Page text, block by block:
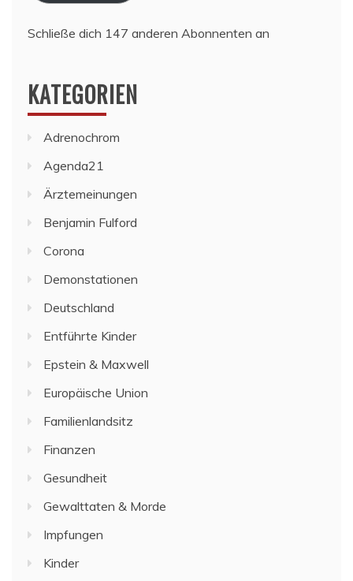
Schließe dich 147 anderen Abonnenten an
KATEGORIEN
Adrenochrom
Agenda21
Ärztemeinungen
Benjamin Fulford
Corona
Demonstationen
Deutschland
Entführte Kinder
Epstein & Maxwell
Europäische Union
Familienlandsitz
Finanzen
Gesundheit
Gewalttaten & Morde
Impfungen
Kinder